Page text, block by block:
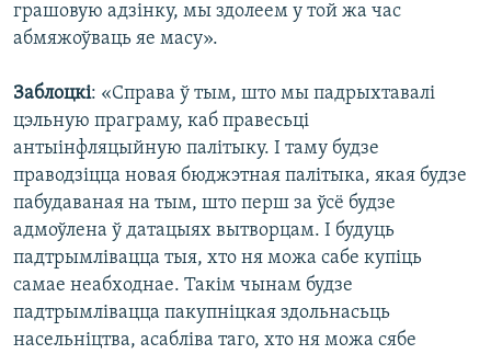
грашовую адзінку, мы здолеем у той жа час
абмяжоўваць яе масу».
Заблоцкі: «Справа ў тым, што мы падрыхтавалі
цэльную праграму, каб правесьці
антыінфляцыйную палітыку. І таму будзе
праводзіцца новая бюджэтная палітыка, якая будзе
пабудаваная на тым, што перш за ўсё будзе
адмоўлена ў датацыях вытворцам. І будуць
падтрымлівацца тыя, хто ня можа сабе купіць
самае неабходнае. Такім чынам будзе
падтрымлівацца пакупніцкая здольнасьць
насельніцтва, асабліва таго, хто ня можа сябе